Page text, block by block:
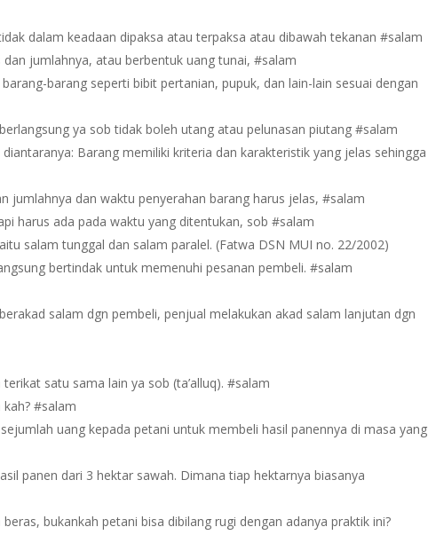
dalam keadaan dipaksa atau terpaksa atau dibawah tekanan #salam
jumlahnya, atau berbentuk uang tunai, #salam
barang seperti bibit pertanian, pupuk, dan lain-lain sesuai dengan
ya sob tidak boleh utang atau pelunasan piutang #salam
Barang memiliki kriteria dan karakteristik yang jelas sehingga
jumlahnya dan waktu penyerahan barang harus jelas, #salam
harus ada pada waktu yang ditentukan, sob #salam
salam tunggal dan salam paralel. (Fatwa DSN MUI no. 22/2002)
bertindak untuk memenuhi pesanan pembeli. #salam
salam dgn pembeli, penjual melakukan akad salam lanjutan dgn
satu sama lain ya sob (ta’alluq). #salam
#salam
uang kepada petani untuk membeli hasil panennya di masa yang
panen dari 3 hektar sawah. Dimana tiap hektarnya biasanya
bukankah petani bisa dibilang rugi dengan adanya praktik ini?